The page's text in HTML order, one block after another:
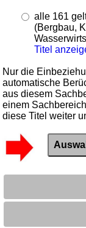
alle 161
(Bergbau,
Titel
Nur die
automatische
aus diesem
einem
diese Titel weiter